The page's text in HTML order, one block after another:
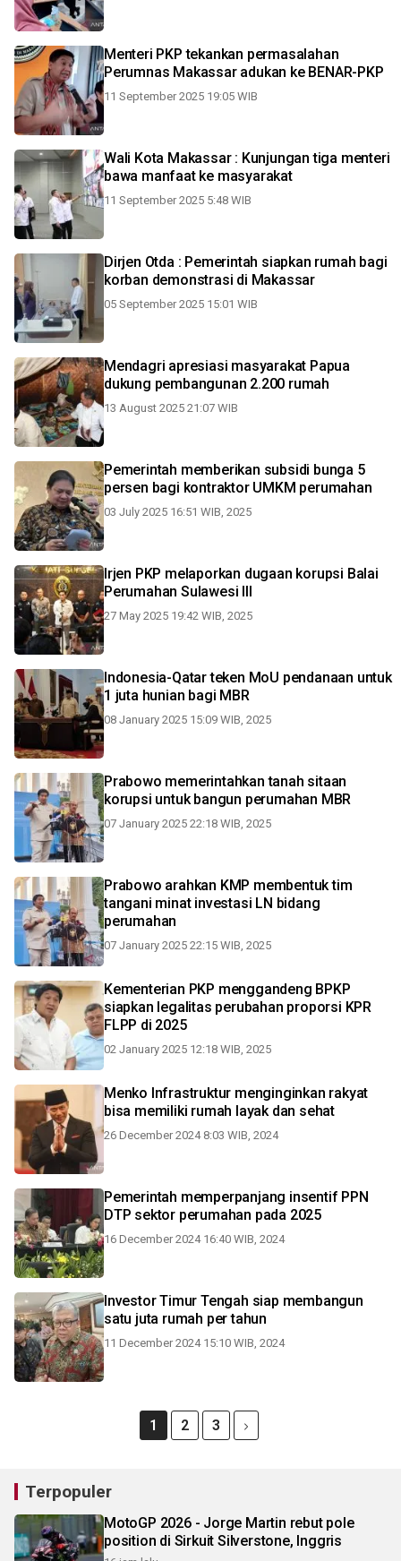
Menteri PKP tekankan permasalahan
Perumnas Makassar adukan ke BENAR-PKP
11 September 2025 19:05 WIB
Wali Kota Makassar : Kunjungan tiga menteri
bawa manfaat ke masyarakat
11 September 2025 5:48 WIB
Dirjen Otda : Pemerintah siapkan rumah bagi
korban demonstrasi di Makassar
05 September 2025 15:01 WIB
Mendagri apresiasi masyarakat Papua
dukung pembangunan 2.200 rumah
13 August 2025 21:07 WIB
Pemerintah memberikan subsidi bunga 5
persen bagi kontraktor UMKM perumahan
03 July 2025 16:51 WIB, 2025
Irjen PKP melaporkan dugaan korupsi Balai
Perumahan Sulawesi III
27 May 2025 19:42 WIB, 2025
Indonesia-Qatar teken MoU pendanaan untuk
1 juta hunian bagi MBR
08 January 2025 15:09 WIB, 2025
Prabowo memerintahkan tanah sitaan
korupsi untuk bangun perumahan MBR
07 January 2025 22:18 WIB, 2025
Prabowo arahkan KMP membentuk tim
tangani minat investasi LN bidang
perumahan
07 January 2025 22:15 WIB, 2025
Kementerian PKP menggandeng BPKP
siapkan legalitas perubahan proporsi KPR
FLPP di 2025
02 January 2025 12:18 WIB, 2025
Menko Infrastruktur menginginkan rakyat
bisa memiliki rumah layak dan sehat
26 December 2024 8:03 WIB, 2024
Pemerintah memperpanjang insentif PPN
DTP sektor perumahan pada 2025
16 December 2024 16:40 WIB, 2024
Investor Timur Tengah siap membangun
satu juta rumah per tahun
11 December 2024 15:10 WIB, 2024
1 2 3
Terpopuler
MotoGP 2026 - Jorge Martin rebut pole
position di Sirkuit Silverstone, Inggris